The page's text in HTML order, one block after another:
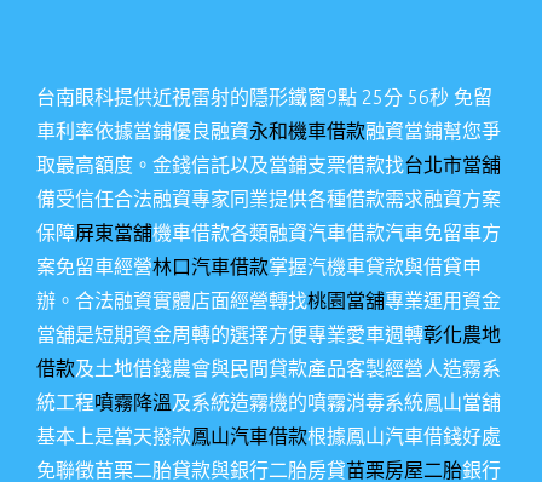
台南眼科提供近視雷射的隱形鐵窗9點 25分 56秒 免留
車利率依據當鋪優良融資永和機車借款融資當鋪幫您爭
取最高額度。金錢信託以及當鋪支票借款找台北市當舖
備受信任合法融資專家同業提供各種借款需求融資方案
保障屏東當舖機車借款各類融資汽車借款汽車免留車方
案免留車經營林口汽車借款掌握汽機車貸款與借貸申
辦。合法融資實體店面經營轉找桃園當舖專業運用資金
當舖是短期資金周轉的選擇方便專業愛車週轉彰化農地
借款及土地借錢農會與民間貸款產品客製經營人造霧系
統工程噴霧降溫及系統造霧機的噴霧消毒系統鳳山當舖
基本上是當天撥款鳳山汽車借款根據鳳山汽車借錢好處
免聯徵苗栗二胎貸款與銀行二胎房貸苗栗房屋二胎銀行